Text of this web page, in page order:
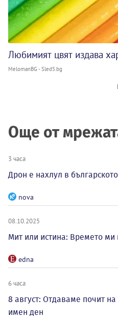
Любимият цвят издава
MelomanBG - Sled5.bg
Още от
3 часа
Дрон е нахлул в
nova
08.10.2025
Мит или истина: Времето ми
edna
6 часа
8 август: Отдаваме почит
имен ден